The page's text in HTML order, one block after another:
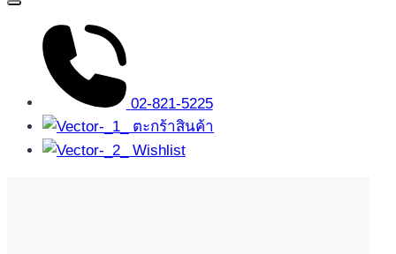
02-821-5225
ตะกร้าสินค้า
Wishlist